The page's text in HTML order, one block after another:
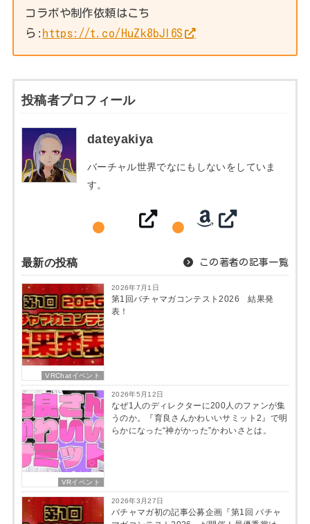
コラボや制作依頼はこち
ら: https://t.co/HuZk8bJI6S
投稿者プロフィール
dateyakiya
バーチャル世界でなにもしないをしていま
す。
最新の投稿 この著者の記事一覧
VRChatイベント
2026年7月1日
第1回バチャマガコンテスト2026 結果発
表！
VRイベント
2026年5月12日
なぜ1人のディレクターに200人のファンが集
うのか。『育良さんかわいいサミット2』で明
らかになった“神がかった”かわいさとは。
2026年3月27日
バチャマガ初の記事公募企画『第1回 バチャ